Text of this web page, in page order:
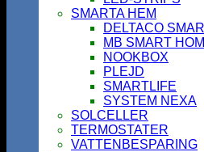
SMARTA HEM
DELTACO
MB SMART
NOOKBOX
PLEJD
SMARTLIFE
SYSTEM NEXA
SOLCELLER
TERMOSTATER
VATTENBESPARING